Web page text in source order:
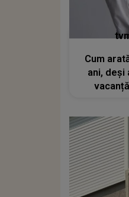
Cum
ani, deși